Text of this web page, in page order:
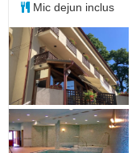
Mic dejun inclus